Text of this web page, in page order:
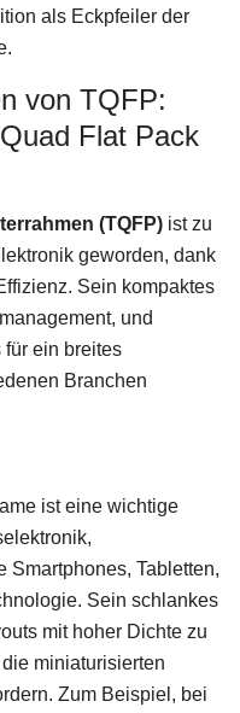
als Eckpfeiler der
von TQFP:
Flat Pack
(TQFP) ist zu
geworden, dank
Sein kompaktes
und
ein breites
Branchen
ist eine wichtige
Smartphones, Tabletten,
Sein schlankes
mit hoher Dichte zu
miniaturisierten
Zum Beispiel, bei